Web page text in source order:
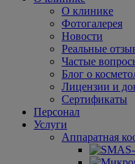
О клинике
Фотогалерея
Новости
Реальные
Частые
Блог о
Лицензии и
Сертификаты
Персонал
Услуги
Аппаратная